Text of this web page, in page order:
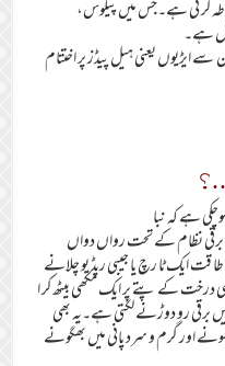
کر تی ہے۔جس میں پیلوس،
ہے۔
سے ایڑیوں یعنی ہیل پیڈز پر اختتام
ہے کہ نبا
برقی نظام کے تحت رواں دواں
ایک ٹا رچ یا جیبی ریڈ یو چلانے
کے پتے پر ایک مکھی بیٹھ کر ا
رو دوڑنے لگتی ہے۔یہ بھی
اور گرم و سرد پانی میں بھگونے